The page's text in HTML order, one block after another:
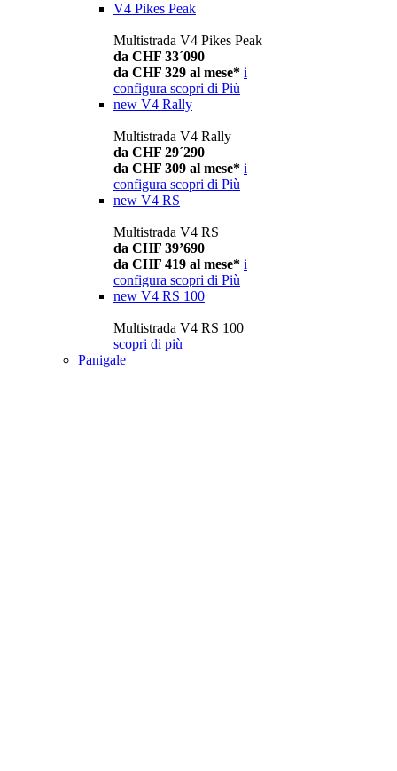
V4 Pikes Peak
Multistrada V4 Pikes Peak
da CHF 33´090
da CHF 329 al mese* i
configura scopri di Più
new V4 Rally
Multistrada V4 Rally
da CHF 29´290
da CHF 309 al mese* i
configura scopri di Più
new V4 RS
Multistrada V4 RS
da CHF 39’690
da CHF 419 al mese* i
configura scopri di Più
new V4 RS 100
Multistrada V4 RS 100
scopri di più
Panigale